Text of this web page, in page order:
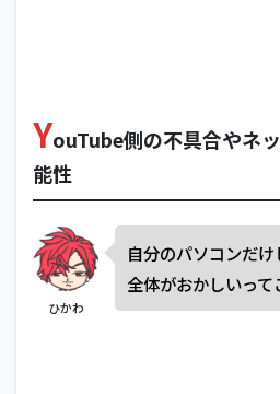
YouTube側の不具合やネ
能性
ひかわ
自分のパソコンだ
全体がおかしいって